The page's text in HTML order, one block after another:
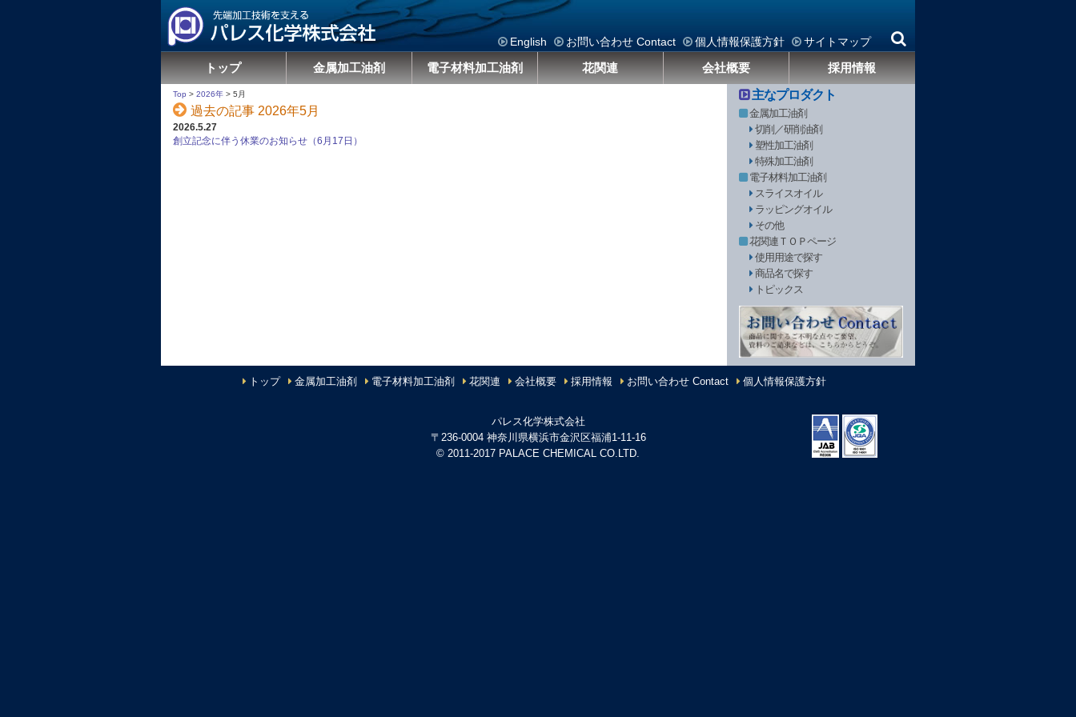
English お問い合わせ Contact 個人情報保護方針 サイトマップ
トップ 金属加工油剤 電子材料加工油剤 花関連 会社概要 採用情報
Top > 2026年 > 5月
過去の記事 2026年5月
2026.5.27
創立記念に伴う休業のお知らせ（6月17日）
主なプロダクト
金属加工油剤
切削／研削油剤
塑性加工油剤
特殊加工油剤
電子材料加工油剤
スライスオイル
ラッピングオイル
その他
花関連ＴＯＰページ
使用用途で探す
商品名で探す
トピックス
トップ 金属加工油剤 電子材料加工油剤 花関連 会社概要 採用情報 お問い合わせ Contact 個人情報保護方針
パレス化学株式会社
〒236-0004 神奈川県横浜市金沢区福浦1-11-16
© 2011-2017 PALACE CHEMICAL CO.LTD.